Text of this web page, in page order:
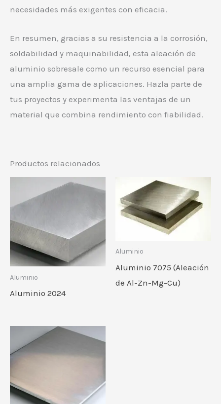
necesidades más exigentes con eficacia.
En resumen, gracias a su resistencia a la corrosión,
soldabilidad y maquinabilidad, esta aleación de
aluminio sobresale como un recurso esencial para
una amplia gama de aplicaciones. Hazla parte de
tus proyectos y experimenta las ventajas de un
material que combina rendimiento con fiabilidad.
Productos relacionados
Aluminio
Aluminio 2024
Aluminio
Aluminio 7075 (Aleación
de Al-Zn-Mg-Cu)